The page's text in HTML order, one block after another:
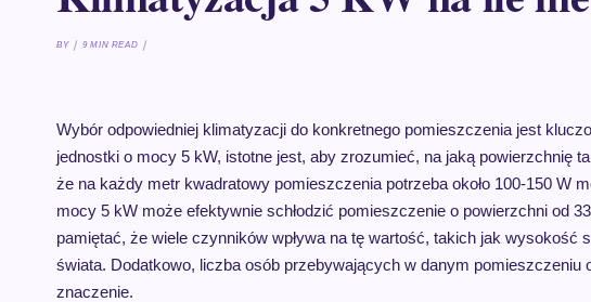
BY 9 MIN READ
Wybór odpowiedniej klimatyzacji do konkretnego pomieszczenia jest
jednostki o mocy 5 kW, istotne jest, aby zrozumieć, na jaką powierzchnię
że na każdy metr kwadratowy pomieszczenia potrzeba około 100-150 W
mocy 5 kW może efektywnie schłodzić pomieszczenie o powierzchni od
pamiętać, że wiele czynników wpływa na tę wartość, takich jak wysokość
świata. Dodatkowo, liczba osób przebywających w danym pomieszczeniu
znaczenie.